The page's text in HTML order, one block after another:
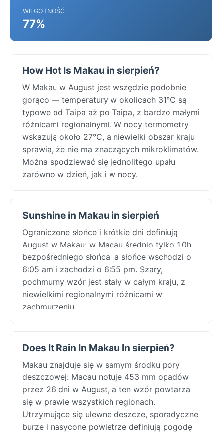
WILGOTNOŚĆ
77%
How Hot Is Makau in sierpień?
W Makau w August jest wszędzie podobnie
gorąco — temperatury w okolicach 31°C są
typowe od Taipa aż po Taipa, z bardzo małymi
różnicami regionalnymi. W nocy termometry
wskazują około 27°C, a niewielki obszar kraju
sprawia, że nie ma znaczących mikroklimatów.
Można spodziewać się jednolitego upału
zarówno w dzień, jak i w nocy.
Sunshine in Makau in sierpień
Ograniczone słońce i krótkie dni definiują
August w Makau: w Macau średnio tylko 1.0h
bezpośredniego słońca, a słońce wschodzi o
6:05 am i zachodzi o 6:55 pm. Szary,
pochmurny wzór jest stały w całym kraju, z
niewielkimi regionalnymi różnicami w
zachmurzeniu.
Does It Rain In Makau In sierpień?
Makau znajduje się w samym środku pory
deszczowej: Macau notuje 453 mm opadów
przez 26 dni w August, a ten wzór powtarza
się w prawie wszystkich regionach.
Utrzymujące się ulewne deszcze, sporadyczne
burze i nasycone powietrze definiują pogodę